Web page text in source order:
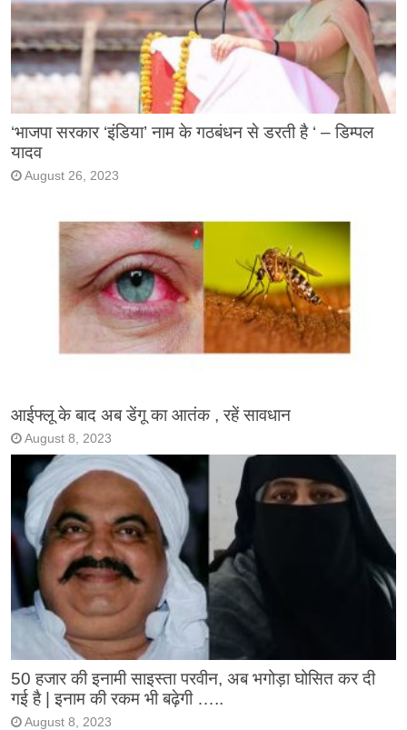
‘भाजपा सरकार ‘इंडिया’ नाम के गठबंधन से डरती है ‘ – डिम्पल
यादव
August 26, 2023
आईफ्लू के बाद अब डेंगू का आतंक , रहें सावधान
August 8, 2023
50 हजार की इनामी साइस्ता परवीन, अब भगोड़ा घोसित कर दी
गई है | इनाम की रकम भी बढ़ेगी …..
August 8, 2023